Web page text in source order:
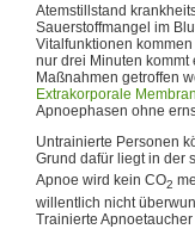
Atemstillstand
Sauerstoffmangel im
Vitalfunktionen
nur drei Minuten
Maßnahmen getroffen
Extrakorporale
Apnoephasen ohne
Untrainierte Personen
Grund dafür liegt in der
Apnoe wird kein CO2
willentlich nicht
Trainierte